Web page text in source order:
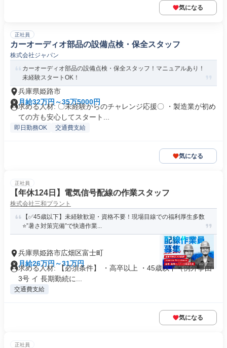
気になる
正社員
カーオーディオ部品の設備点検・保全スタッフ
株式会社ジャパン
カーオーディオ部品の設備点検・保全スタッフ！マニュアルあり！
未経験スタートOK！
兵庫県姫路市
月給32万円～35万5000円
求める人材: 〇未経験からのチャレンジ応援〇 ・製造業が初め
ての方も安心してスタート...
即日勤務OK 交通費支給
気になる
正社員
【年休124日】電気信号配線の作業スタッフ
株式会社三和プラント
【✅45歳以下】未経験歓迎・資格不要！現場目線での福利厚生多数
⭐”暑さ対策完備”で快適作業...
兵庫県姫路市広畑区富士町
月給26万円～31万円
求める人材: 【必須条件】 ・高卒以上 ・45歳以下（例外事由
3号 イ 長期勤続に...
交通費支給
気になる
正社員